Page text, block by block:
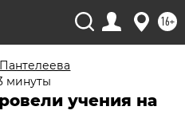
16+
минуты
учения на